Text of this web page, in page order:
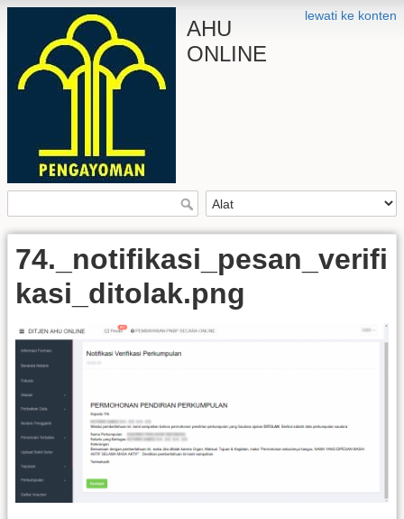
lewati ke konten
AHU
ONLINE
74._notifikasi_pesan_verifi
kasi_ditolak.png